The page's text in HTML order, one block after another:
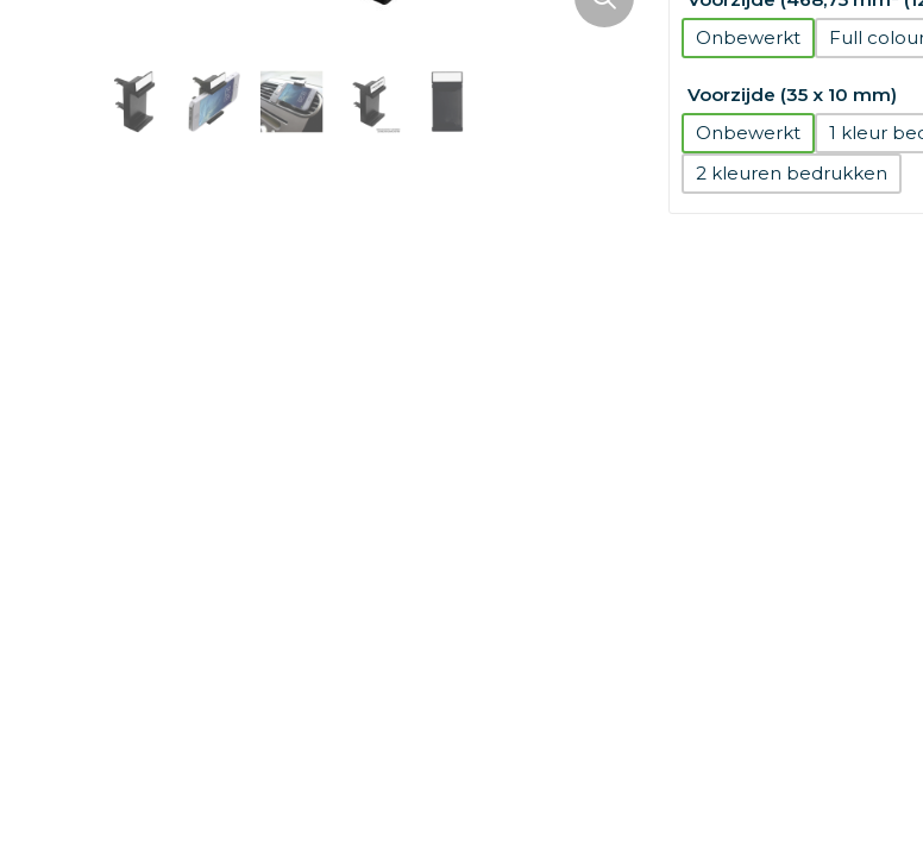
Onbewerkt
Full
Voorzijde (35 x 10 mm)
Onbewerkt
1
2